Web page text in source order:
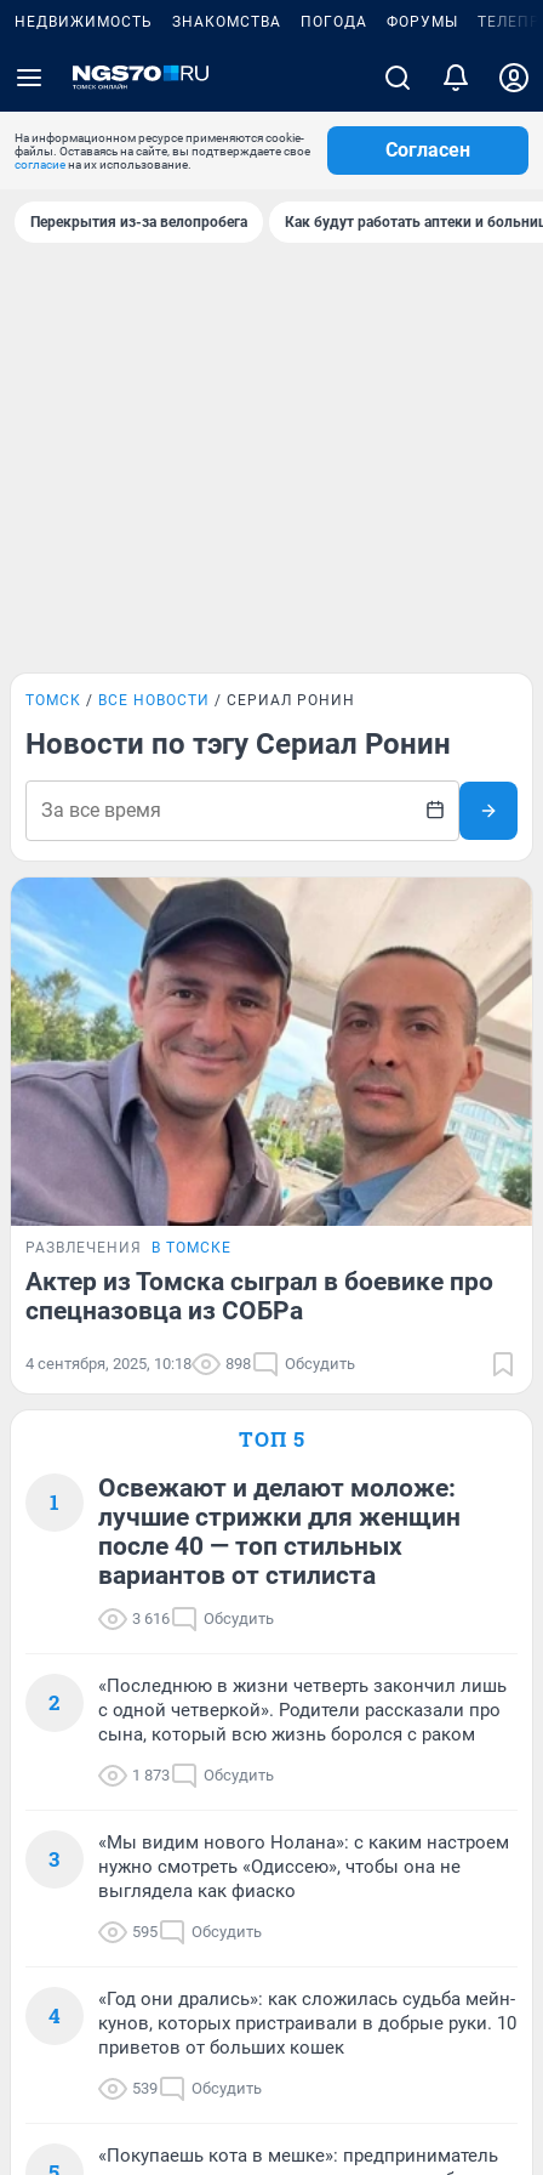
НЕДВИЖИМОСТЬ ЗНАКОМСТВА ПОГОДА ФОРУМЫ
На информационном ресурсе применяются cookie-
файлы. Оставаясь на сайте, вы подтверждаете свое
согласиена их использование.
Согласен
Перекрытия из-за велопробега Как будут работать аптеки и
ТОМСК ВСЕ НОВОСТИ СЕРИАЛ РОНИН
Новости по тэгу Сериал Ронин
РАЗВЛЕЧЕНИЯ В ТОМСКЕ
Актер из Томска сыграл в боевике про
спецназовца из СОБРа
4 сентября, 2025, 10:18 898 Обсудить
ТОП 5
1
Освежают и делают моложе:
лучшие стрижки для женщин
после 40 — топ стильных
вариантов от стилиста
3 616 Обсудить
2
«Последнюю в жизни четверть закончил лишь
с одной четверкой». Родители рассказали про
сына, который всю жизнь боролся с раком
1 873 Обсудить
3
«Мы видим нового Нолана»: с каким настроем
нужно смотреть «Одиссею», чтобы она не
выглядела как фиаско
595 Обсудить
4
«Год они дрались»: как сложилась судьба мейн-
кунов, которых пристраивали в добрые руки. 10
приветов от больших кошек
539 Обсудить
«Покупаешь кота в мешке»: предприниматель